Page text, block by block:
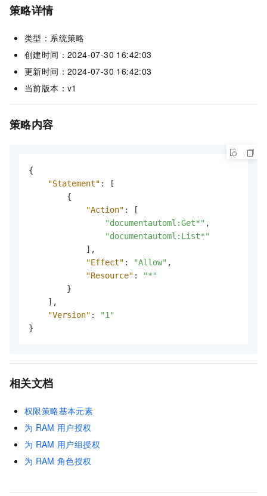
策略详情
类型：系统策略
创建时间：2024-07-30 16:42:03
更新时间：2024-07-30 16:42:03
当前版本：v1
策略内容
{
"Statement" :
[
{
"Action" :
[
"documentautoml:Get*" ,
"documentautoml:List*"
] ,
"Effect" : "Allow" ,
"Resource" :
"*"
}
] ,
"Version" :
"1"
}
相关文档
权限策略基本元素
为 RAM 用户授权
为 RAM 用户组授权
为 RAM 角色授权